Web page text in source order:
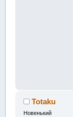
Totaku
Новенький